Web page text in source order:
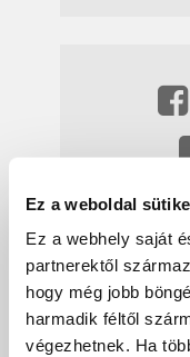
Ez a weboldal
Ez a webhely saját
partnerektől
hogy még jobb
harmadik féltől
végezhetnek. Ha